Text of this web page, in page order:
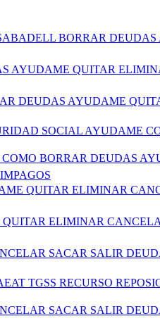
BORRAR
AYUDAME QUITAR
DEUDAS AYUDAME
SOCIAL AYUDAME
BORRAR DEUDAS
QUITAR ELIMINAR
ELIMINAR
SACAR SALIR
TGSS RECURSO
SACAR SALIR